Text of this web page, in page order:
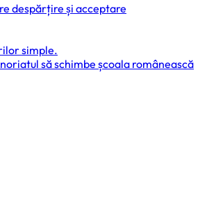
despărțire și acceptare
simple.
să schimbe școala românească